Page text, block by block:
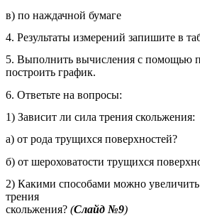
в) по наждачной бумаге
4. Результаты измерений запишите в
5. Выполнить вычисления с помощью
построить график.
6. Ответьте на вопросы:
1) Зависит ли сила трения скольжения:
а) от рода трущихся поверхностей?
б) от шероховатости трущихся
2) Какими способами можно
трения
скольжения? (Слайд №9)